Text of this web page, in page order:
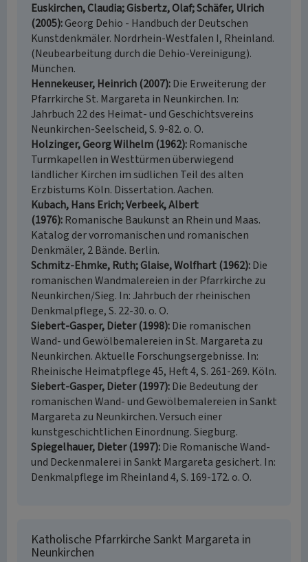
Euskirchen, Claudia; Gisbertz, Olaf; Schäfer, Ulrich
(2005) Georg Dehio - Handbuch der Deutschen
Kunstdenkmäler. Nordrhein-Westfalen I, Rheinland.
(Neubearbeitung durch die Dehio-Vereinigung).
München.
Hennekeuser, Heinrich (2007) Die Erweiterung der
Pfarrkirche St. Margareta in Neunkirchen. In:
Jahrbuch 22 des Heimat- und Geschichtsvereins
Neunkirchen-Seelscheid, S. 9-82. o. O.
Holzinger, Georg Wilhelm (1962) Romanische
Turmkapellen in Westtürmen überwiegend
ländlicher Kirchen im südlichen Teil des alten
Erzbistums Köln. Dissertation. Aachen.
Kubach, Hans Erich; Verbeek, Albert
(1976) Romanische Baukunst an Rhein und Maas.
Katalog der vorromanischen und romanischen
Denkmäler, 2 Bände. Berlin.
Schmitz-Ehmke, Ruth; Glaise, Wolfhart (1962) Die
romanischen Wandmalereien in der Pfarrkirche zu
Neunkirchen/Sieg. In: Jahrbuch der rheinischen
Denkmalpflege, S. 22-30. o. O.
Siebert-Gasper, Dieter (1998) Die romanischen
Wand- und Gewölbemalereien in St. Margareta zu
Neunkirchen. Aktuelle Forschungsergebnisse. In:
Rheinische Heimatpflege 45, Heft 4, S. 261-269. Köln.
Siebert-Gasper, Dieter (1997) Die Bedeutung der
romanischen Wand- und Gewölbemalereien in Sankt
Margareta zu Neunkirchen. Versuch einer
kunstgeschichtlichen Einordnung. Siegburg.
Spiegelhauer, Dieter (1997) Die Romanische Wand-
und Deckenmalerei in Sankt Margareta gesichert. In:
Denkmalpflege im Rheinland 4, S. 169-172. o. O.
Katholische Pfarrkirche Sankt Margareta in
Neunkirchen